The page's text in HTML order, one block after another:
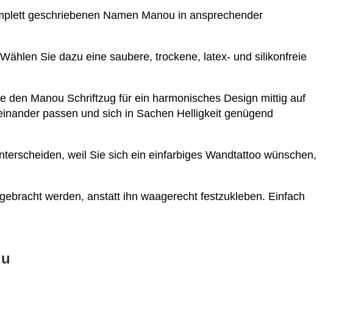
geschriebenen Namen Manou in ansprechender
Sie dazu eine saubere, trockene, latex- und silikonfreie
den Manou Schriftzug für ein harmonisches Design mittig auf
passen und sich in Sachen Helligkeit genügend
weil Sie sich ein einfarbiges Wandtattoo wünschen,
werden, anstatt ihn waagerecht festzukleben. Einfach